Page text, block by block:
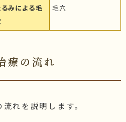
るみによる毛
毛穴
療の流れ
れを説明します。